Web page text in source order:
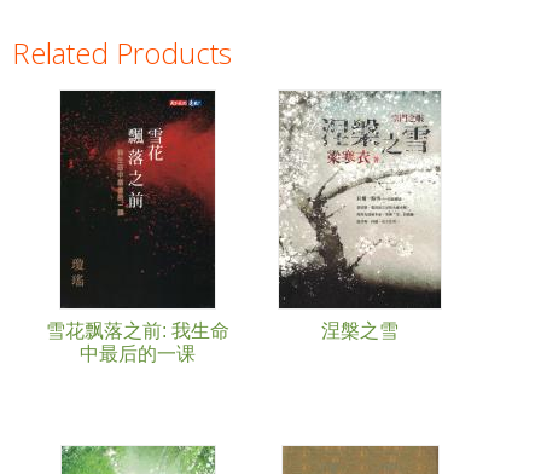
Related Products
雪花飘落之前: 我生命
中最后的一课
涅槃之雪
Pages